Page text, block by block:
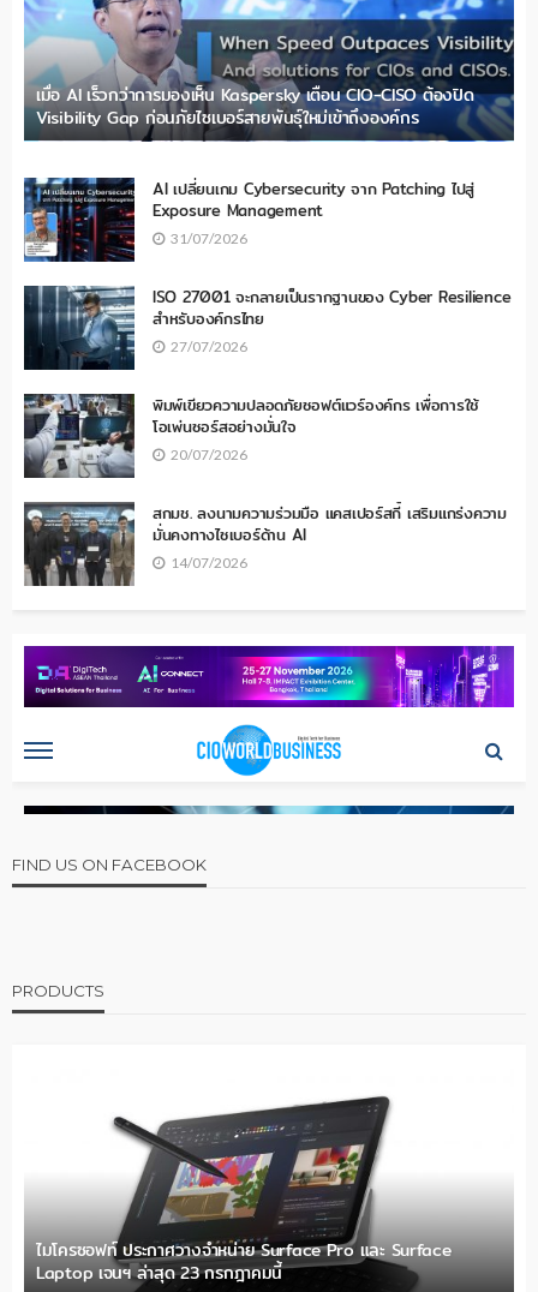
เมื่อ AI เร็วกว่าการมองเห็น Kaspersky เตือน CIO-CISO ต้องปิด
Visibility Gap ก่อนภัยไซเบอร์สายพันธุ์ใหม่เข้าถึงองค์กร
AI เปลี่ยนเกม Cybersecurity จาก Patching ไปสู่
Exposure Management
31/07/2026
ISO 27001 จะกลายเป็นรากฐานของ Cyber Resilience
สำหรับองค์กรไทย
27/07/2026
พิมพ์เขียวความปลอดภัยซอฟต์แวร์องค์กร เพื่อการใช้
โอเพ่นซอร์สอย่างมั่นใจ
20/07/2026
สกมช. ลงนามความร่วมมือ แคสเปอร์สกี้ เสริมแกร่งความ
มั่นคงทางไซเบอร์ด้าน AI
14/07/2026
FIND US ON FACEBOOK
PRODUCTS
ไมโครซอฟท์ ประกาศวางจำหน่าย Surface Pro และ Surface
Laptop เจนฯ ล่าสุด 23 กรกฎาคมนี้